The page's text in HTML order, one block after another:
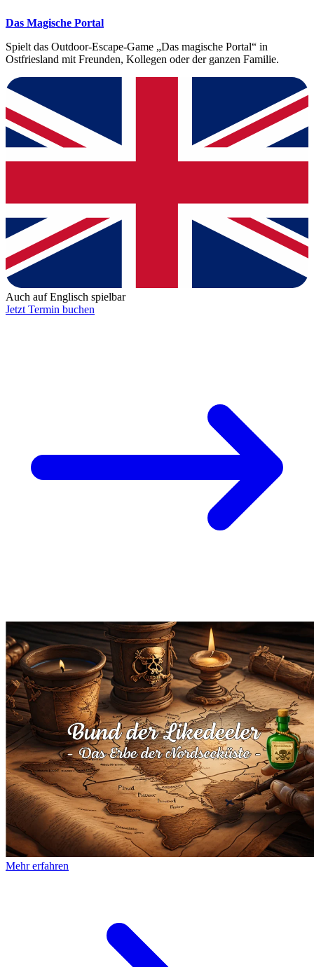
Das Magische Portal
Spielt das Outdoor-Escape-Game „Das magische Portal“ in
Ostfriesland mit Freunden, Kollegen oder der ganzen Familie.
Auch auf Englisch spielbar
Jetzt Termin buchen
Mehr erfahren